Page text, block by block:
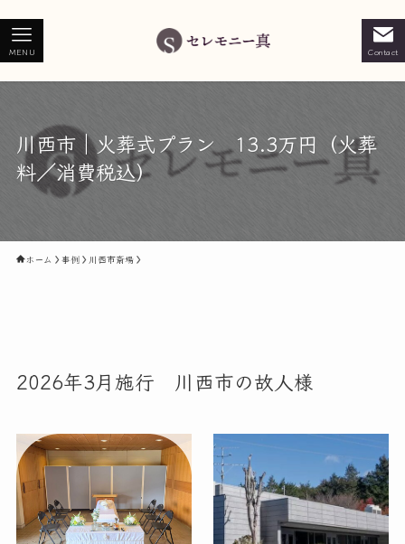
Contact
MENU
川西市｜火葬式プラン 13.3万円（火葬
料／消費税込）
ホーム 事例 川西市斎場
2026年3月施行 川西市の故人様